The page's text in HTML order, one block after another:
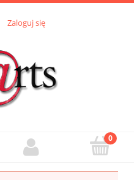
Zaloguj się